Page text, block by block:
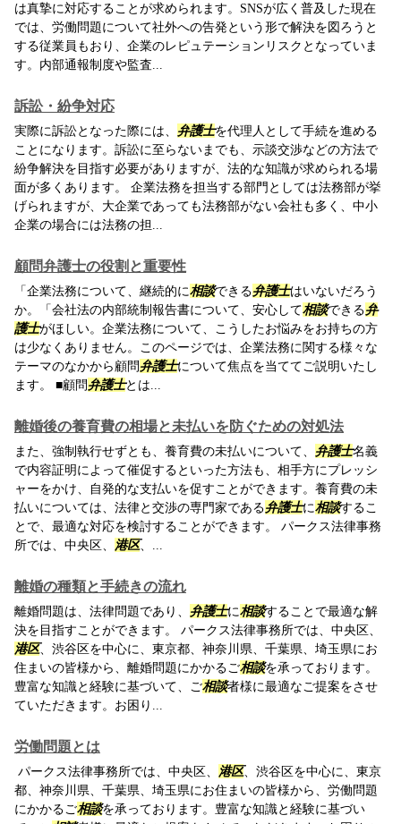
は真摯に対応することが求められます。SNSが広く普及した現在
では、労働問題について社外への告発という形で解決を図ろうと
する従業員もおり、企業のレピュテーションリスクとなっていま
す。内部通報制度や監査...
訴訟・紛争対応
実際に訴訟となった際には、 弁護士を代理人として手続を進める
ことになります。訴訟に至らないまでも、示談交渉などの方法で
紛争解決を目指す必要がありますが、法的な知識が求められる場
面が多くあります。 企業法務を担当する部門としては法務部が挙
げられますが、大企業であっても法務部がない会社も多く、中小
企業の場合には法務の担...
顧問弁護士の役割と重要性
「企業法務について、継続的に相談できる弁護士はいないだろう
か。「会社法の内部統制報告書について、安心して相談できる弁
護士がほしい。企業法務について、こうしたお悩みをお持ちの方
は少なくありません。このページでは、企業法務に関する様々な
テーマのなかから顧問弁護士について焦点を当ててご説明いたし
ます。 ■顧問弁護士とは...
離婚後の養育費の相場と未払いを防ぐための対処法
また、強制執行せずとも、養育費の未払いについて、 弁護士名義
で内容証明によって催促するといった方法も、相手方にプレッシ
ャーをかけ、自発的な支払いを促すことができます。養育費の未
払いについては、法律と交渉の専門家である弁護士に相談するこ
とで、最適な対応を検討することができます。 パークス法律事務
所では、中央区、 港区、...
離婚の種類と手続きの流れ
離婚問題は、法律問題であり、 弁護士に相談することで最適な解
決を目指すことができます。 パークス法律事務所では、中央区、
港区、渋谷区を中心に、東京都、神奈川県、千葉県、埼玉県にお
住まいの皆様から、離婚問題にかかるご相談を承っております。
豊富な知識と経験に基づいて、ご相談者様に最適なご提案をさせ
ていただきます。お困り...
労働問題とは
パークス法律事務所では、中央区、 港区、渋谷区を中心に、東京
都、神奈川県、千葉県、埼玉県にお住まいの皆様から、労働問題
にかかるご相談を承っております。豊富な知識と経験に基づい